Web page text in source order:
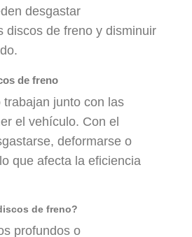
desgastar
discos de freno y disminuir
de freno
junto con las
el vehículo. Con el
deformarse o
que afecta la eficiencia
de freno?
profundos o